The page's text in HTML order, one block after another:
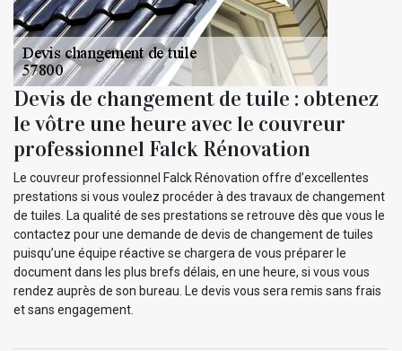
Devis de changement de tuile : obtenez
le vôtre une heure avec le couvreur
professionnel Falck Rénovation
Le couvreur professionnel Falck Rénovation offre d’excellentes
prestations si vous voulez procéder à des travaux de changement
de tuiles. La qualité de ses prestations se retrouve dès que vous le
contactez pour une demande de devis de changement de tuiles
puisqu’une équipe réactive se chargera de vous préparer le
document dans les plus brefs délais, en une heure, si vous vous
rendez auprès de son bureau. Le devis vous sera remis sans frais
et sans engagement.